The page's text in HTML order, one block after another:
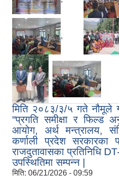
,
,
मिति २०८३/३/५ गते नौमूले
"प्रगति समीक्षा र फिल्ड
आयोग, अर्थ मन्त्रालय,
कर्णाली प्रदेश सरकारका
राजदुतावासका प्रतिनिधि
उपस्थितिमा सम्पन्न |
मिति: 06/21/2026 - 09:59